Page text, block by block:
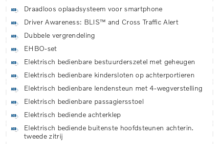
Draadloos oplaadsysteem voor smartphone
Driver Awareness: BLIS™ and Cross Traffic Alert
Dubbele vergrendeling
EHBO-set
Elektrisch bedienbare bestuurderszetel met geheugen
Elektrisch bedienbare kindersloten op achterportieren
Elektrisch bedienbare lendensteun met 4-wegverstelling
Elektrisch bedienbare passagiersstoel
Elektrisch bediende achterklep
Elektrisch bediende buitenste hoofdsteunen achterin.
tweede zitrij